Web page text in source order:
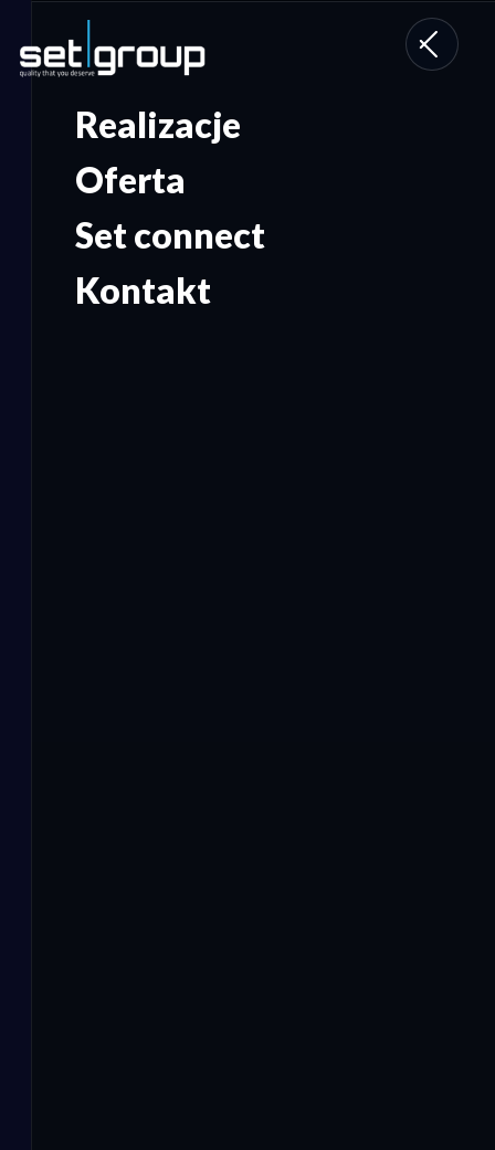
Realizacje
Oferta
Set connect
Kontakt
Toggle